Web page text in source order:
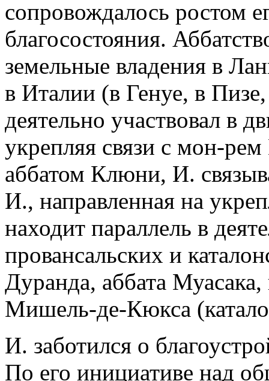
сопровождалось ростом
благосостояния.
земельные владения в
в Италии (в Генуе, в
деятельно участвовал в
укрепляя связи с мон-
аббатом Клюни, И.
И., направленная на
находит параллель в
провансальских и
Дуранда, аббата
Мишель-де-Кюкса
И. заботился о
По его инициативе над